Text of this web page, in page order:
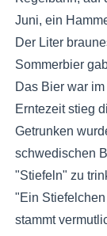
Juni, ein
Der Liter
Sommerbier
Das Bier war
Erntezeit stieg
Getrunken
schwedischen
"Stiefeln" zu
"Ein
stammt